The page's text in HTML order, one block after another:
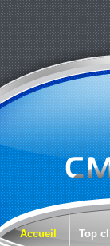
Accueil Top